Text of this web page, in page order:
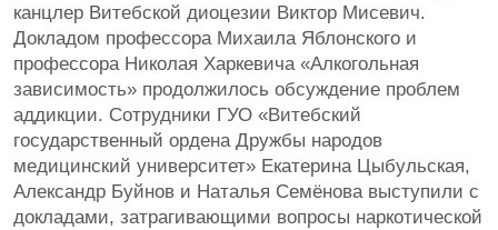
канцлер Витебской диоцезии Виктор Мисевич.
Докладом профессора Михаила Яблонского и
профессора Николая Харкевича «Алкогольная
зависимость» продолжилось обсуждение проблем
аддикции. Сотрудники ГУО «Витебский
государственный ордена Дружбы народов
медицинский университет» Екатерина Цыбульская,
Александр Буйнов и Наталья Семёнова выступили с
докладами, затрагивающими вопросы наркотической